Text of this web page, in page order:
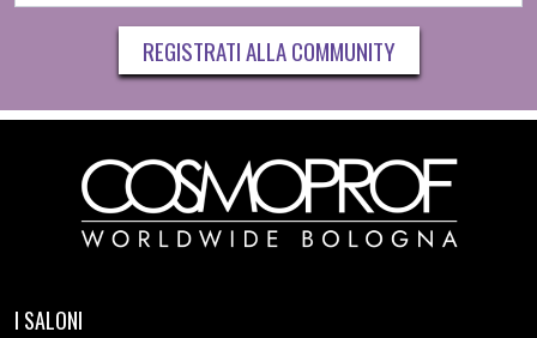
REGISTRATI ALLA COMMUNITY
I SALONI